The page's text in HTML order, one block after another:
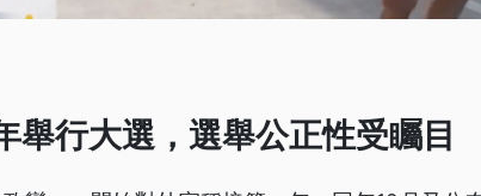
舉行大選，選舉公正性受矚目